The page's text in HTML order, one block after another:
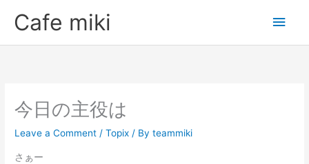
Cafe miki
Main
今日の主役は
Leave a Comment /Topix / Byteammiki
さぁー